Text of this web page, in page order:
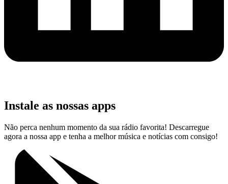
Instale as nossas apps
Não perca nenhum momento da sua rádio favorita! Descarregue
agora a nossa app e tenha a melhor música e notícias com consigo!